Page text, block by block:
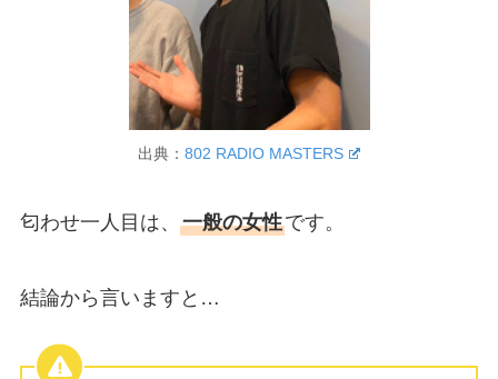
出典：802 RADIO MASTERS
匂わせ一人目は、 一般の女性です。
結論から言いますと…